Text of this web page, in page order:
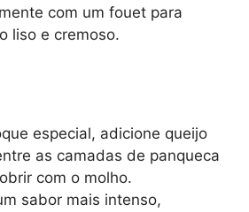
com um fouet para
liso e cremoso.
especial, adicione queijo
as camadas de panqueca
com o molho.
sabor mais intenso,